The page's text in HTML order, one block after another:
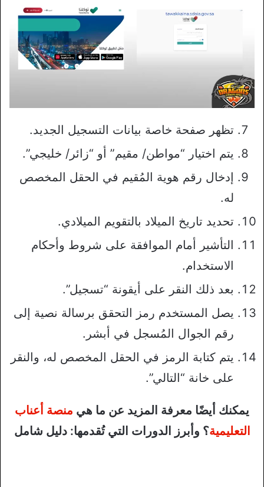
تظهر صفحة خاصة بيانات التسجيل الجديد.
يتم اختيار “مواطن/ مقيم” أو “زائر/ خليجي”.
إدخال رقم هوية المُقيم في الحقل المخصص
له.
تحديد تاريخ الميلاد بالتقويم الميلادي.
التأشير أمام الموافقة على شروط وأحكام
الاستخدام.
بعد ذلك النقر على أيقونة “تسجيل”.
يصل المستخدم رمز التحقق برسالة نصية إلى
رقم الجوال المُسجل في أبشر.
يتم كتابة الرمز في الحقل المخصص له، والنقر
على خانة “التالي”.
يمكنك أيضًا معرفة المزيد عن ما هي منصة أعناب
التعليمية؟ وأبرز الدورات التي تُقدمها: دليل شامل